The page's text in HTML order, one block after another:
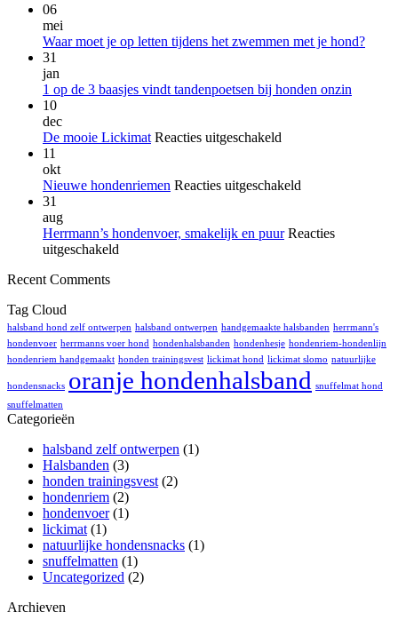
06
mei
Waar moet je op letten tijdens het zwemmen met je hond?Geen
31
jan
1 op de 3 baasjes vindt tandenpoetsen bij honden onzin
10
dec
De mooie Lickimat Reacties uitgeschakeld
Lickimat
11
okt
Nieuwe hondenriemen Reacties uitgeschakeld
31
aug
Herrmann’s hondenvoer, smakelijk en puur Reacties
uitgeschakeld
puur
Recent Comments
Tag Cloud
halsband hond zelf ontwerpen halsband ontwerpen handgemaakte halsbanden herrmann's
hondenvoer herrmanns voer hond hondenhalsbanden hondenhesje hondenriem-hondenlijn
hondenriem handgemaakt honden trainingsvest lickimat hond lickimat slomo natuurlijke
hondensnacks oranje hondenhalsband snuffelmat hond
snuffelmatten
Categorieën
halsband zelf ontwerpen (1)
Halsbanden (3)
honden trainingsvest (2)
hondenriem (2)
hondenvoer(1)
lickimat (1)
natuurlijke hondensnacks (1)
snuffelmatten (1)
Uncategorized (2)
Archieven